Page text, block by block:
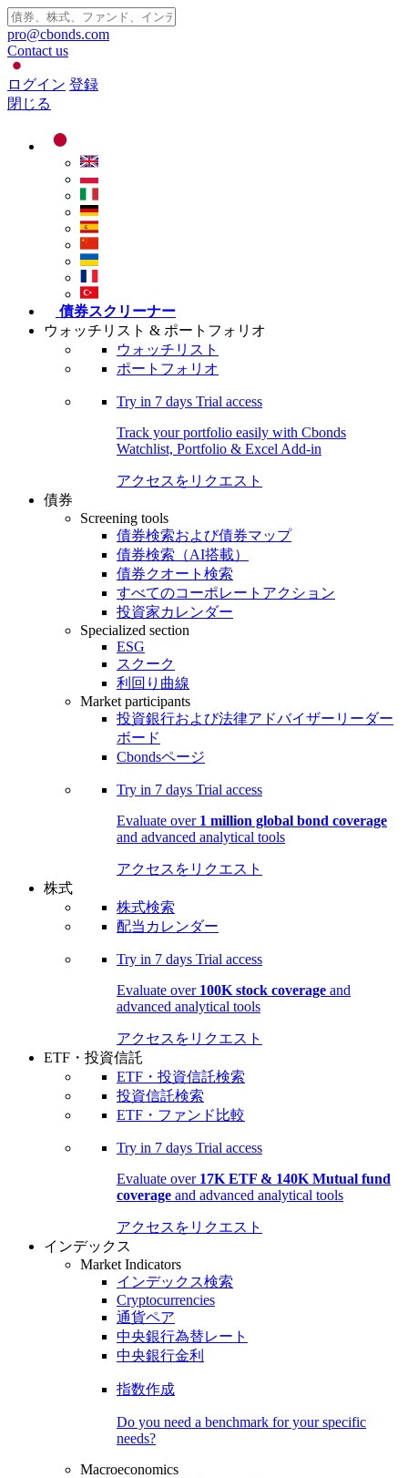
pro@cbonds.com
Contact us
ログイン 登録
閉じる
債券スクリーナー
ウォッチリスト & ポートフォリオ
ウォッチリスト
ポートフォリオ
Try in 7 days Trial access
Track your portfolio easily with Cbonds
Watchlist, Portfolio & Excel Add-in
アクセスをリクエスト
債券
Screening tools
債券検索および債券マップ
債券検索（AI搭載）
債券クオート検索
すべてのコーポレートアクション
投資家カレンダー
Specialized section
ESG
スクーク
利回り曲線
Market participants
投資銀行および法律アドバイザーリーダー
ボード
Cbondsページ
Try in 7 days Trial access
Evaluate over 1 million global bond coverage
and advanced analytical tools
アクセスをリクエスト
株式
株式検索
配当カレンダー
Try in 7 days Trial access
Evaluate over 100K stock coverage and
advanced analytical tools
アクセスをリクエスト
ETF・投資信託
ETF・投資信託検索
投資信託検索
ETF・ファンド比較
Try in 7 days Trial access
Evaluate over 17K ETF & 140K Mutual fund
coverage and advanced analytical tools
アクセスをリクエスト
インデックス
Market Indicators
インデックス検索
Cryptocurrencies
通貨ペア
中央銀行為替レート
中央銀行金利
指数作成
Do you need a benchmark for your specific
needs?
Macroeconomics